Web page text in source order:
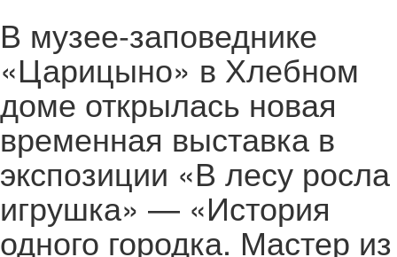
В музее-заповеднике
«Царицыно» в Хлебном
доме открылась новая
временная выставка в
экспозиции «В лесу росла
игрушка» — «История
одного городка. Мастер из